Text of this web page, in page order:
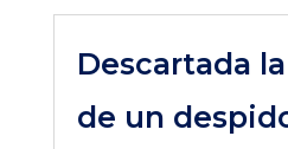
Descartada
de un